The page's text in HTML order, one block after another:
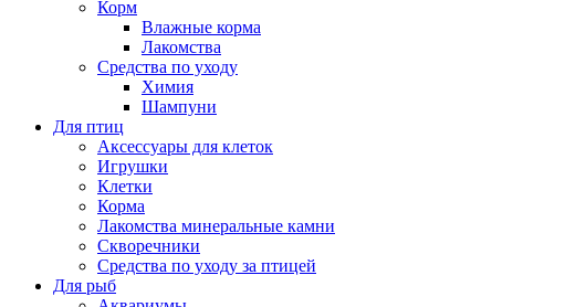
Корм
Влажные корма
Лакомства
Средства по уходу
Химия
Шампуни
Для птиц
Аксессуары для клеток
Игрушки
Клетки
Корма
Лакомства минеральные камни
Скворечники
Средства по уходу за птицей
Для рыб